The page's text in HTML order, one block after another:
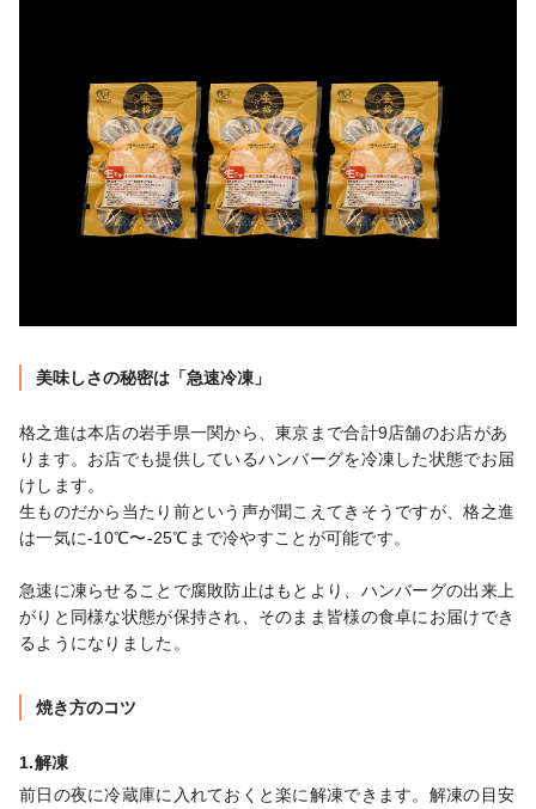
美味しさの秘密は「急速冷凍」
格之進は本店の岩手県一関から、東京まで合計9店舗のお店があ
ります。お店でも提供しているハンバーグを冷凍した状態でお届
けします。
生ものだから当たり前という声が聞こえてきそうですが、格之進
は一気に-10℃〜-25℃まで冷やすことが可能です。
急速に凍らせることで腐敗防止はもとより、ハンバーグの出来上
がりと同様な状態が保持され、そのまま皆様の食卓にお届けでき
るようになりました。
焼き方のコツ
1.解凍
前日の夜に冷蔵庫に入れておくと楽に解凍できます。解凍の目安